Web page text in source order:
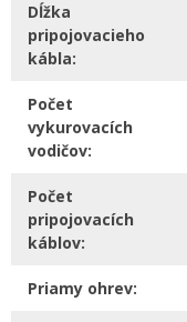
Dĺžka
pripojovacieho
kábla:
Počet
vykurovacích
vodičov:
Počet
pripojovacích
káblov:
Priamy ohrev: